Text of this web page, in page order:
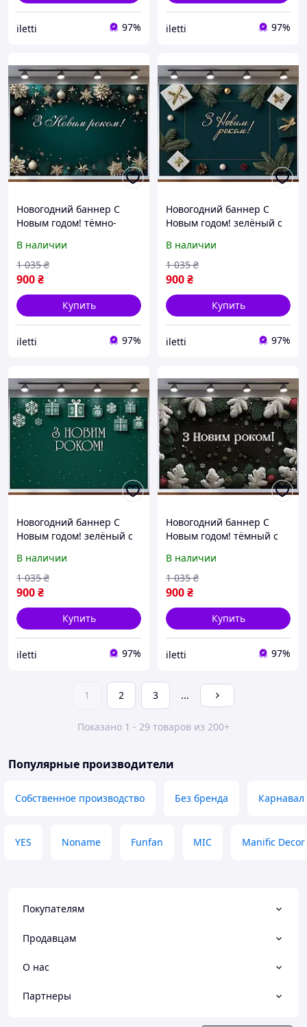
iletti 97% iletti 97%
Новогодний баннер С
Новым годом! тёмно-
декором №46340
В наличии
900₴
1 035 ₴
Купить
iletti 97%
Новогодний баннер С
Новым годом! зелёный с
№46341
В наличии
900₴
1 035 ₴
Купить
iletti 97%
Новогодний баннер С
Новым годом! зелёный с
№46342
В наличии
900₴
1 035 ₴
Купить
iletti 97%
Новогодний баннер С
Новым годом! тёмный с
№46347
В наличии
900₴
1 035 ₴
Купить
iletti 97%
1 2 3 ...
Показано 1 - 29 товаров из 200+
Популярные производители
Собственное производство Без бренда
YES Noname Funfan MIC Manific Decor
Покупателям
Продавцам
О нас
Партнеры